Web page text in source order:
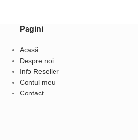
Pagini
Acasă
Despre noi
Info Reseller
Contul meu
Contact